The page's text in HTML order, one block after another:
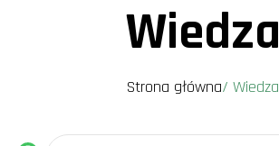
Wiedza
Strona główna/ Wiedza